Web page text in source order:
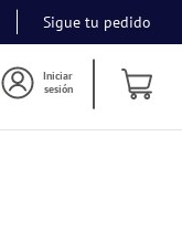
Tus Personajes Favoritos
Sigue tu pedido
Iniciar
sesión